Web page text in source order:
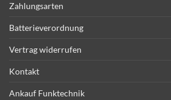
Zahlungsarten
Batterieverordnung
Vertrag widerrufen
Kontakt
Ankauf Funktechnik